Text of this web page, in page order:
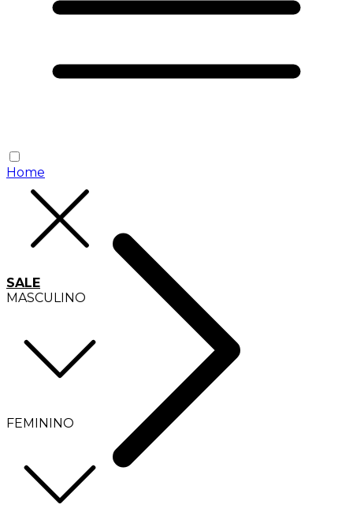
SALE
MASCULINO
FEMININO
Home